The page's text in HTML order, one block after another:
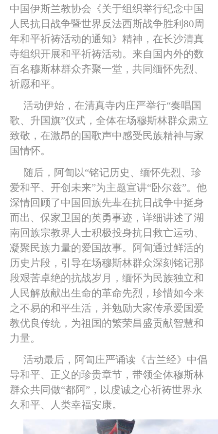
中国伊斯兰教协会《关于组织举行纪念中国
人民抗日战争暨世界反法西斯战争胜利80周
年和平祈祷活动的通知》精神，在长沙清真
寺组织开展和平祈祷活动。来自国内外的数
百名穆斯林群众齐聚一堂，共同缅怀先烈、
祈愿和平。
活动伊始，在清真寺内庄严举行“奏唱国
歌、 升国旗”仪式，全体在场穆斯林群众肃立
致敬，在激昂的国歌声中感受民族精神与家
国情怀。
随后，阿訇以“铭记历史、缅怀先烈、珍
爱和平、开创未来”为主题宣讲“卧尔兹”。他
深情回顾了中国回族先辈在抗日战争中挺身
而出、保家卫国的英勇事迹，详细讲述了湖
南回族宗教界人士积极投身抗日救亡运动、
凝聚民族力量的爱国故事。阿訇通过鲜活的
历史片段，引导在场穆斯林群众深刻铭记那
段艰苦卓绝的抗战岁月，缅怀为民族独立和
人民解放献出生命的革命先烈，珍惜如今来
之不易的和平生活，并勉励大家传承爱国爱
教优良传统，为祖国的繁荣昌盛贡献智慧和
力量。
活动最后，阿訇庄严诵读《古兰经》中倡
导和平、正义的珍贵章节，带领全体穆斯林
群众共同做“都阿”，以虔诚之心祈祷世界永
久和平、人类幸福安康。